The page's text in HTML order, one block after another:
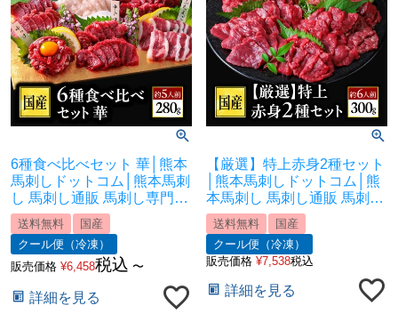
6種食べ比べセット 華│熊本
馬刺しドットコム│熊本馬刺
し 馬刺し通販 馬刺し専門店
馬刺しお取り寄せ 利他フー
ズ
送料無料
国産
クール便（冷凍）
販売価格 ¥6,458税込 〜
詳細を見る
【厳選】特上赤身2種セット
│熊本馬刺しドットコム│熊
本馬刺し 馬刺し通販 馬刺し
専門店 馬刺しお取り寄せ 利
他フーズ
送料無料
国産
クール便（冷凍）
販売価格 ¥7,538税込
詳細を見る